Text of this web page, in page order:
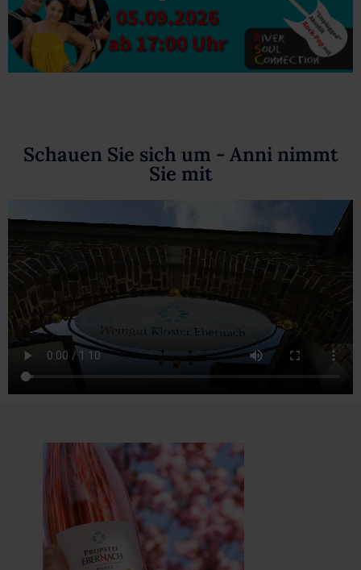
Schauen Sie sich um - Anni nimmt
Sie mit